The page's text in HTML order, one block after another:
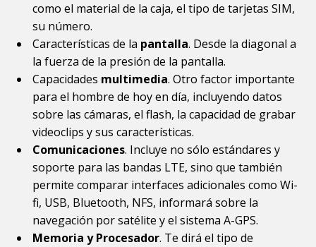
como el material de la caja, el tipo de tarjetas SIM,
su número.
Características de la pantalla. Desde la diagonal a
la fuerza de la presión de la pantalla.
Capacidades multimedia. Otro factor importante
para el hombre de hoy en día, incluyendo datos
sobre las cámaras, el flash, la capacidad de grabar
videoclips y sus características.
Comunicaciones. Incluye no sólo estándares y
soporte para las bandas LTE, sino que también
permite comparar interfaces adicionales como Wi-
fi, USB, Bluetooth, NFS, informará sobre la
navegación por satélite y el sistema A-GPS.
Memoria y Procesador. Te dirá el tipo de